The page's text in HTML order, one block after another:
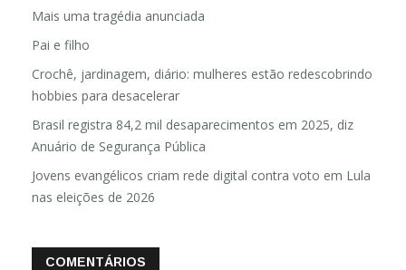
Mais uma tragédia anunciada
Pai e filho
Crochê, jardinagem, diário: mulheres estão redescobrindo
hobbies para desacelerar
Brasil registra 84,2 mil desaparecimentos em 2025, diz
Anuário de Segurança Pública
Jovens evangélicos criam rede digital contra voto em Lula
nas eleições de 2026
COMENTÁRIOS